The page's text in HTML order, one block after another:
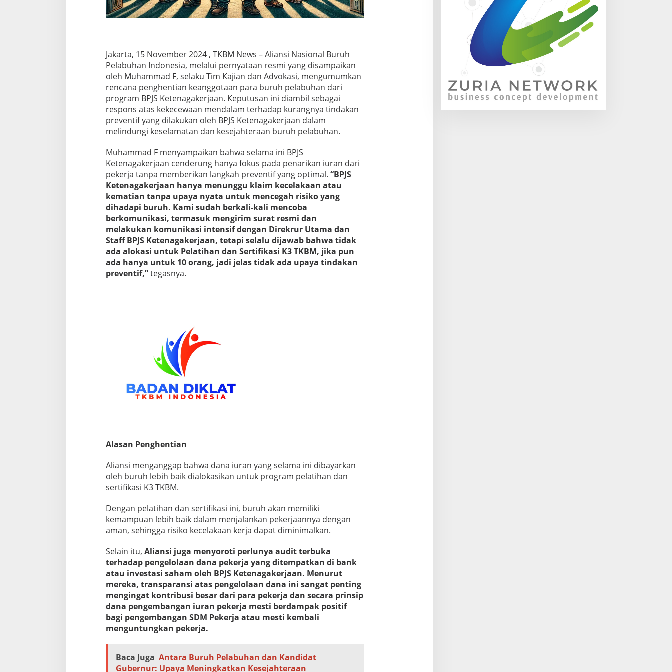
Jakarta, 15 November 2024 , TKBM News – Aliansi Nasional Buruh
Pelabuhan Indonesia, melalui pernyataan resmi yang disampaikan
oleh Muhammad F, selaku Tim Kajian dan Advokasi, mengumumkan
rencana penghentian keanggotaan para buruh pelabuhan dari
program BPJS Ketenagakerjaan. Keputusan ini diambil sebagai
respons atas kekecewaan mendalam terhadap kurangnya tindakan
preventif yang dilakukan oleh BPJS Ketenagakerjaan dalam
melindungi keselamatan dan kesejahteraan buruh pelabuhan.
Muhammad F menyampaikan bahwa selama ini BPJS
Ketenagakerjaan cenderung hanya fokus pada penarikan iuran dari
pekerja tanpa memberikan langkah preventif yang optimal. “BPJS
Ketenagakerjaan hanya menunggu klaim kecelakaan atau
kematian tanpa upaya nyata untuk mencegah risiko yang
dihadapi buruh. Kami sudah berkali-kali mencoba
berkomunikasi, termasuk mengirim surat resmi dan
melakukan komunikasi intensif dengan Direkrur Utama dan
Staff BPJS Ketenagakerjaan, tetapi selalu dijawab bahwa tidak
ada alokasi untuk Pelatihan dan Sertifikasi K3 TKBM, jika pun
ada hanya untuk 10 orang, jadi jelas tidak ada upaya tindakan
preventif,”tegasnya.
Alasan Penghentian
Aliansi menganggap bahwa dana iuran yang selama ini dibayarkan
oleh buruh lebih baik dialokasikan untuk program pelatihan dan
sertifikasi K3 TKBM.
Dengan pelatihan dan sertifikasi ini, buruh akan memiliki
kemampuan lebih baik dalam menjalankan pekerjaannya dengan
aman, sehingga risiko kecelakaan kerja dapat diminimalkan.
Selain itu, Aliansi juga menyoroti perlunya audit terbuka
terhadap pengelolaan dana pekerja yang ditempatkan di bank
atau investasi saham oleh BPJS Ketenagakerjaan. Menurut
mereka, transparansi atas pengelolaan dana ini sangat penting
mengingat kontribusi besar dari para pekerja dan secara prinsip
dana pengembangan iuran pekerja mesti berdampak positif
bagi pengembangan SDM Pekerja atau mesti kembali
menguntungkan pekerja.
Baca Juga Antara Buruh Pelabuhan dan Kandidat
Gubernur: Upaya Meningkatkan Kesejahteraan